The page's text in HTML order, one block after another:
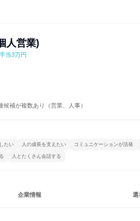
人営業)
当3万円
候補が複数あり（営業、人事）
たい 人の成長を支えたい コミュニケーションが活発
人とたくさん会話する
企業情報 選